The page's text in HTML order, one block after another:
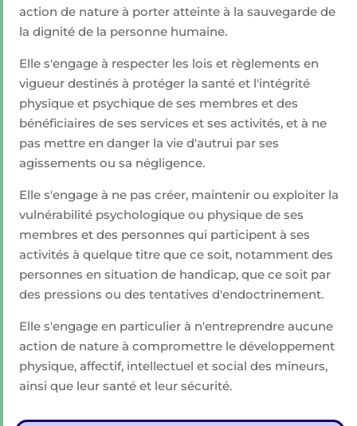
action de nature à porter atteinte à la sauvegarde de
la dignité de la personne humaine.
Elle s'engage à respecter les lois et règlements en
vigueur destinés à protéger la santé et l'intégrité
physique et psychique de ses membres et des
bénéficiaires de ses services et ses activités, et à ne
pas mettre en danger la vie d'autrui par ses
agissements ou sa négligence.
Elle s'engage à ne pas créer, maintenir ou exploiter la
vulnérabilité psychologique ou physique de ses
membres et des personnes qui participent à ses
activités à quelque titre que ce soit, notamment des
personnes en situation de handicap, que ce soit par
des pressions ou des tentatives d'endoctrinement.
Elle s'engage en particulier à n'entreprendre aucune
action de nature à compromettre le développement
physique, affectif, intellectuel et social des mineurs,
ainsi que leur santé et leur sécurité.